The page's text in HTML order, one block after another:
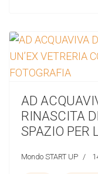
AD
RINASCITA
SPAZIO PER
Mondo START UP